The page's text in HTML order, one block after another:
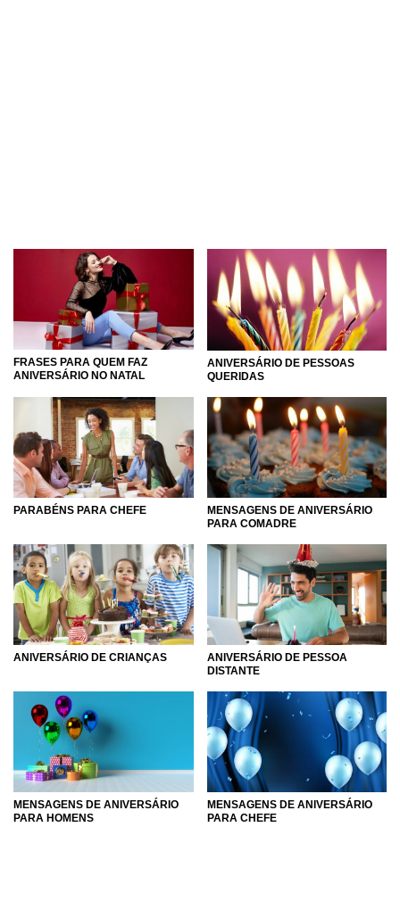
FRASES PARA QUEM FAZ
ANIVERSÁRIO NO NATAL
ANIVERSÁRIO DE PESSOAS
QUERIDAS
PARABÉNS PARA CHEFE
MENSAGENS DE ANIVERSÁRIO
PARA COMADRE
ANIVERSÁRIO DE CRIANÇAS
ANIVERSÁRIO DE PESSOA
DISTANTE
MENSAGENS DE ANIVERSÁRIO
PARA HOMENS
MENSAGENS DE ANIVERSÁRIO
PARA CHEFE